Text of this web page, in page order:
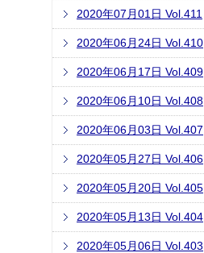
2020年07月01日 Vol.411
2020年06月24日 Vol.410
2020年06月17日 Vol.409
2020年06月10日 Vol.408
2020年06月03日 Vol.407
2020年05月27日 Vol.406
2020年05月20日 Vol.405
2020年05月13日 Vol.404
2020年05月06日 Vol.403